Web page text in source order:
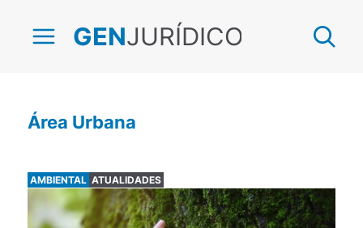
GENJURÍDICO
Área Urbana
AMBIENTAL ATUALIDADES